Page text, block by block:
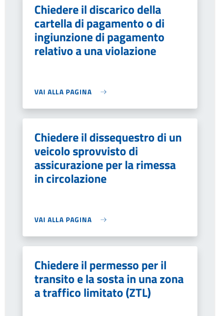
Chiedere il discarico della
cartella di pagamento o di
ingiunzione di pagamento
relativo a una violazione
VAI ALLA PAGINA
Chiedere il dissequestro di un
veicolo sprovvisto di
assicurazione per la rimessa
in circolazione
VAI ALLA PAGINA
Chiedere il permesso per il
transito e la sosta in una zona
a traffico limitato (ZTL)